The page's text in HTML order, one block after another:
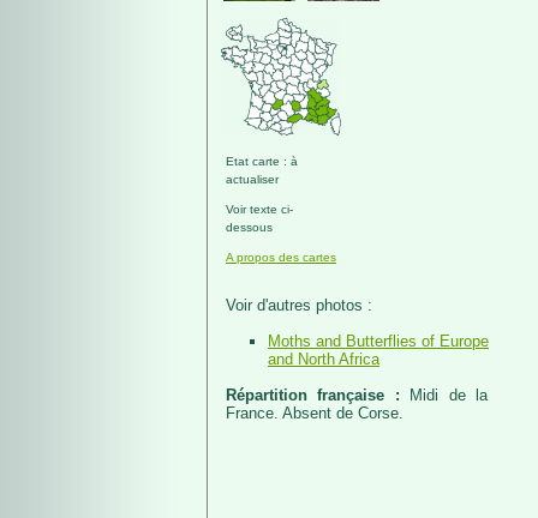
Etat carte : à
actualiser
Voir texte ci-
dessous
A propos des cartes
Voir d'autres photos :
Moths and Butterflies of Europe
and North Africa
Répartition française :
Midi de la
France. Absent de Corse.